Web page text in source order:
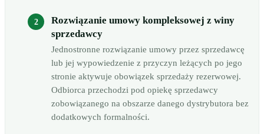
Rozwiązanie umowy kompleksowej z winy
sprzedawcy
Jednostronne rozwiązanie umowy przez sprzedawcę
lub jej wypowiedzenie z przyczyn leżących po jego
stronie aktywuje obowiązek sprzedaży rezerwowej.
Odbiorca przechodzi pod opiekę sprzedawcy
zobowiązanego na obszarze danego dystrybutora bez
dodatkowych formalności.